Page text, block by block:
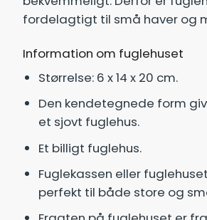
fordelagtigt til små haver og
Information om fuglehuset
Størrelse: 6 x 14 x 20 cm.
Den kendetegnede form
et sjovt fuglehus.
Et billigt fuglehus.
Fuglekassen eller
perfekt til både store og